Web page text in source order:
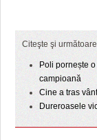
Citeşte şi
Poli pornește
campioană
Cine a tras
Dureroasele